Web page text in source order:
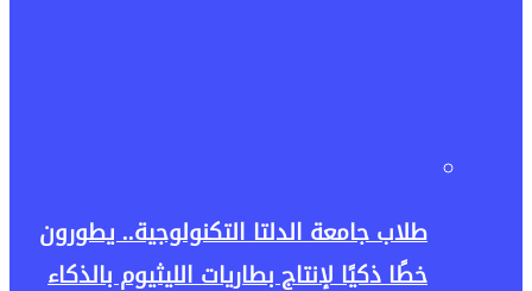
طلاب جامعة الدلتا التكنولوجية.. يطورون
خطًا ذكيًا لإنتاج بطاريات الليثيوم بالذكاء